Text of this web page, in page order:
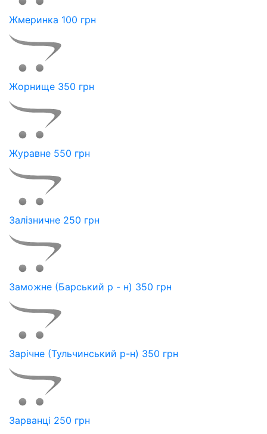
Жмеринка 100 грн
Жорнище 350 грн
Журавне 550 грн
Залізничне 250 грн
Заможне (Барський р - н) 350 грн
Зарічне (Тульчинський р-н) 350 грн
Зарванці 250 грн